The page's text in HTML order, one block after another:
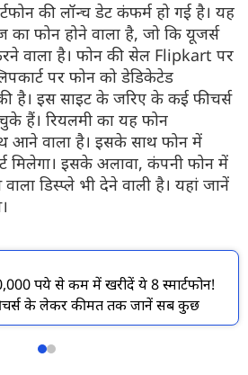
की लॉन्च डेट कंफर्म हो गई है। यह
का फोन होने वाला है, जो कि यूजर्स
वाला है। फोन की सेल Flipkart पर
पर फोन को डेडिकेटेड
है। इस साइट के जरिए के कई फीचर्स
हैं। रियलमी का यह फोन
आने वाला है। इसके साथ फोन में
मिलेगा। इसके अलावा, कंपनी फोन में
डिस्प्ले भी देने वाली है। यहां जानें
रुपये से कम में खरीदें ये 8 स्मार्टफोन!
के लेकर कीमत तक जानें सब कुछ